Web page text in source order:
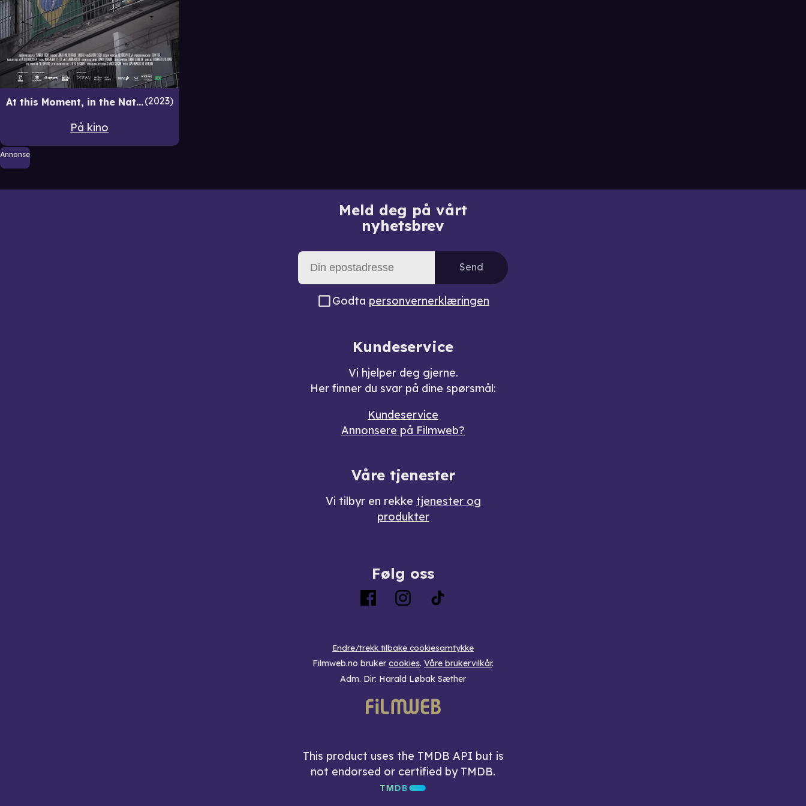
At this Moment, in the Nation's Sky 2023
På kino
Annonse
Meld deg på vårt
nyhetsbrev
Send
Godta personvernerklæringen
Kundeservice
Vi hjelper deg gjerne.
Her finner du svar på dine spørsmål:
Kundeservice
Annonsere på Filmweb?
Våre tjenester
Vi tilbyr en rekke tjenester og
produkter
Følg oss
Endre/trekk tilbake cookiesamtykke
Filmweb.no bruker cookies. Våre brukervilkår.
Adm. Dir: Harald Løbak Sæther
This product uses the TMDB API but is
not endorsed or certified by TMDB.